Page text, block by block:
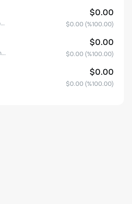
Tesla, Inc. Common Stock
$0.00
$0.00 (%100.00)
Meta Platforms, Inc. Class A Common Stock
$0.00
$0.00 (%100.00)
$0.00
$0.00 (%100.00)